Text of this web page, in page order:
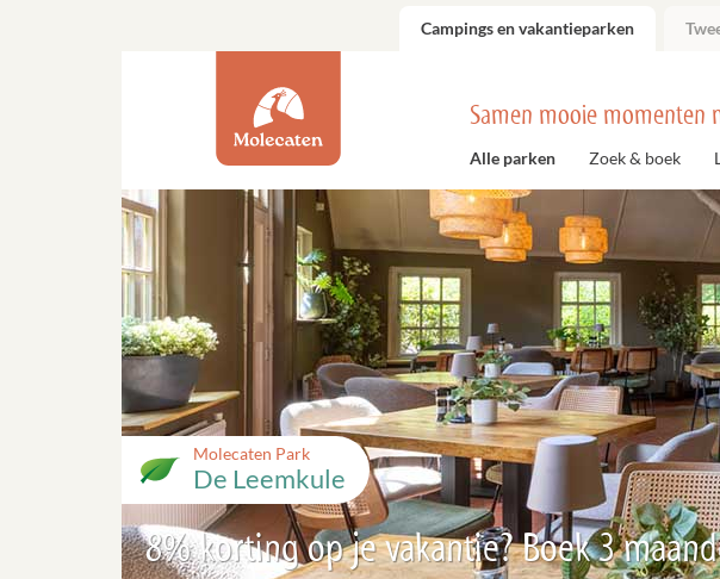
Campings en vakantieparken
Samen mooie momenten
Alle parken Zoek & boek
Molecaten Park
De Leemkule
8% korting op je vakantie? Boek 3